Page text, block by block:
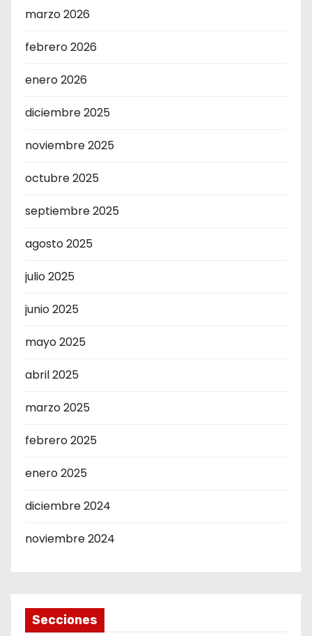
marzo 2026
febrero 2026
enero 2026
diciembre 2025
noviembre 2025
octubre 2025
septiembre 2025
agosto 2025
julio 2025
junio 2025
mayo 2025
abril 2025
marzo 2025
febrero 2025
enero 2025
diciembre 2024
noviembre 2024
Secciones